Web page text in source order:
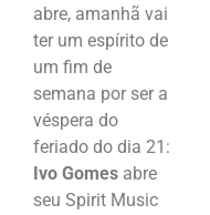
abre, amanhã vai
ter um espírito de
um fim de
semana por ser a
véspera do
feriado do dia 21:
Ivo Gomes abre
seu Spirit Music